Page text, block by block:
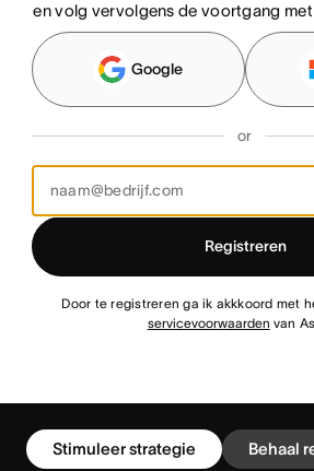
en volg vervolgens de voortgang
Google
or
Registreren
Door te registreren ga ik akkkoord met
servicevoorwaarden van
Stimuleer strategie Behaal